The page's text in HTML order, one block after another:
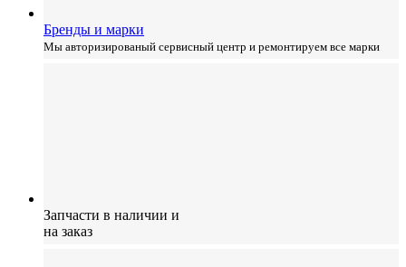
Бренды и марки
Мы авторизированый сервисный центр и ремонтируем все марки
Запчасти в наличии и
на заказ